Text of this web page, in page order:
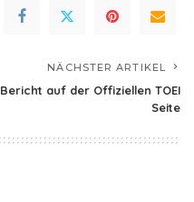
NÄCHSTER ARTIKEL
Bericht auf der Offiziellen TOEI
Seite